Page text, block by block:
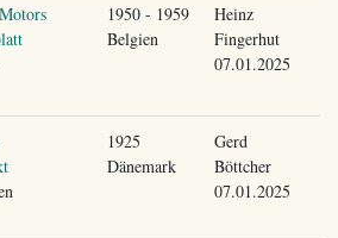
1950 - 1959
Belgien
Heinz
Fingerhut
07.01.2025
1925
Dänemark
Gerd
Böttcher
07.01.2025